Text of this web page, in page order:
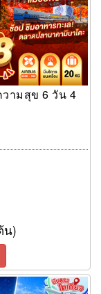
ามสุข 6 วัน 4
น)